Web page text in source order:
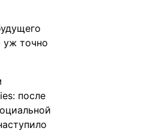
уж точно
после